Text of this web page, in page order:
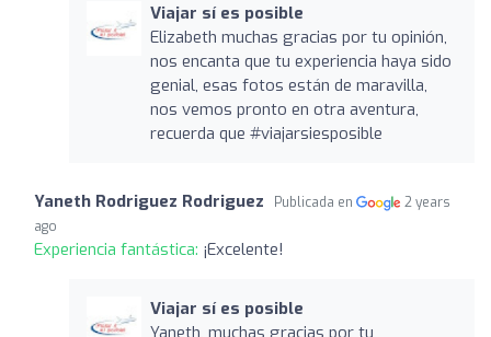
Viajar sí es posible
Elizabeth muchas gracias por tu opinión,
nos encanta que tu experiencia haya sido
genial, esas fotos están de maravilla,
nos vemos pronto en otra aventura,
recuerda que #viajarsiesposible
Yaneth Rodriguez Rodriguez Publicada en
2 years
ago
Experiencia fantástica: ¡Excelente!
Viajar sí es posible
Yaneth, muchas gracias por tu